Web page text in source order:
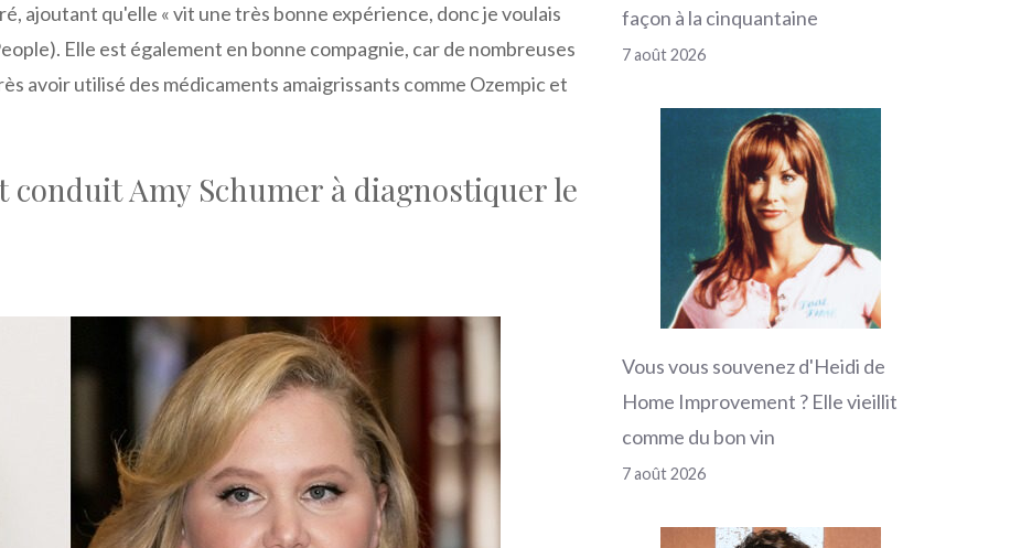
ajoutant qu'elle « vit une très bonne expérience, donc je voulais
Elle est également en bonne compagnie, car de nombreuses
avoir utilisé des médicaments amaigrissants comme Ozempic et
Amy Schumer à diagnostiquer le
façon à la cinquantaine
7 août 2026
Vous vous souvenez d'Heidi de
Home Improvement ? Elle vieillit
comme du bon vin
7 août 2026